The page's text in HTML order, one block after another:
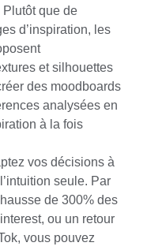
Plutôt que de
d’inspiration, les
et silhouettes
des moodboards
analysées en
à la fois
vos décisions à
seule. Par
de 300% des
ou un retour
vous pouvez